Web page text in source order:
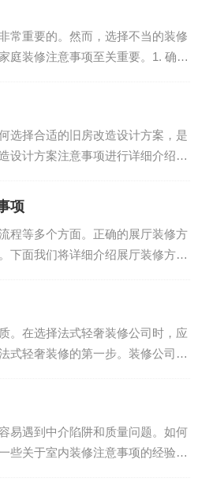
常重要的。然而，选择不当的装修
庭装修注意事项至关重要。1. 确认
选择合适的旧房改造设计方案，是
设计方案注意事项进行详细介绍。
项
程等多个方面。正确的展厅装修方
下面我们将详细介绍展厅装修方案
。在选择法式轻奢装修公司时，应
式轻奢装修的第一步。装修公司的
易遇到中介陷阱和质量问题。如何
些关于室内装修注意事项的经验和